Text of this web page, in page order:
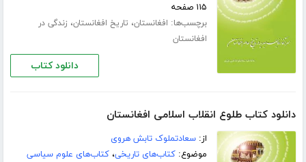
۱۱۵ صفحه
برچسب‌ها: افغانستان، تاریخ افغانستان، زندگی در
افغانستان
دانلود کتاب
دانلود کتاب طلوع انقلاب اسلامی افغانستان
از:سعادتملوک تابش هروی
موضوع:کتاب‌های تاریخی،کتاب‌های علوم سیاسی